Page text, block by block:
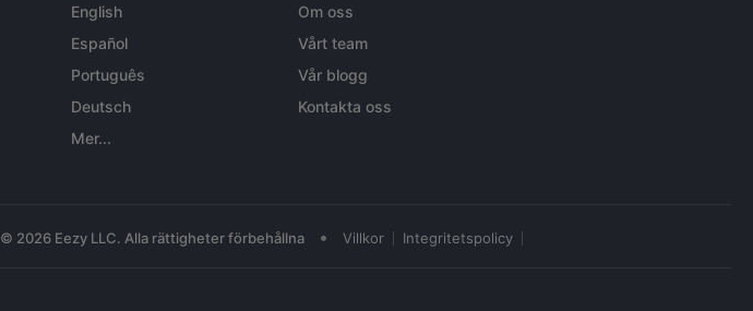
English
Español
Português
Deutsch
Mer...
Om oss
Vårt team
Vår blogg
Kontakta oss
© 2026 Eezy LLC. Alla rättigheter förbehållna • Villkor Integritetspolicy